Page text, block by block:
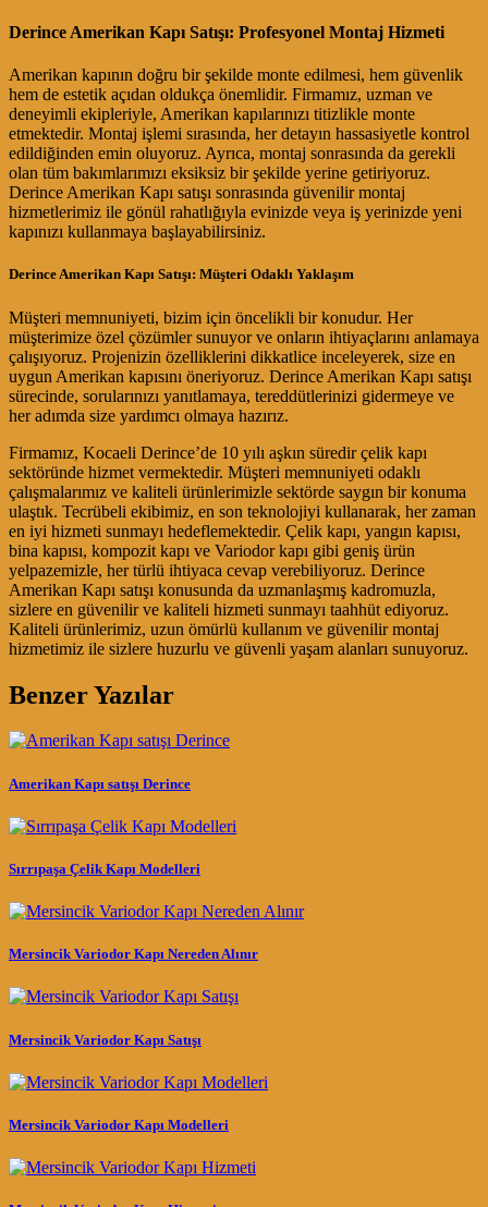
Derince Amerikan Kapı Satışı: Profesyonel Montaj Hizmeti
Amerikan kapının doğru bir şekilde monte edilmesi, hem güvenlik
hem de estetik açıdan oldukça önemlidir. Firmamız, uzman ve
deneyimli ekipleriyle, Amerikan kapılarınızı titizlikle monte
etmektedir. Montaj işlemi sırasında, her detayın hassasiyetle kontrol
edildiğinden emin oluyoruz. Ayrıca, montaj sonrasında da gerekli
olan tüm bakımlarımızı eksiksiz bir şekilde yerine getiriyoruz.
Derince Amerikan Kapı satışı sonrasında güvenilir montaj
hizmetlerimiz ile gönül rahatlığıyla evinizde veya iş yerinizde yeni
kapınızı kullanmaya başlayabilirsiniz.
Derince Amerikan Kapı Satışı: Müşteri Odaklı Yaklaşım
Müşteri memnuniyeti, bizim için öncelikli bir konudur. Her
müşterimize özel çözümler sunuyor ve onların ihtiyaçlarını anlamaya
çalışıyoruz. Projenizin özelliklerini dikkatlice inceleyerek, size en
uygun Amerikan kapısını öneriyoruz. Derince Amerikan Kapı satışı
sürecinde, sorularınızı yanıtlamaya, tereddütlerinizi gidermeye ve
her adımda size yardımcı olmaya hazırız.
Firmamız, Kocaeli Derince’de 10 yılı aşkın süredir çelik kapı
sektöründe hizmet vermektedir. Müşteri memnuniyeti odaklı
çalışmalarımız ve kaliteli ürünlerimizle sektörde saygın bir konuma
ulaştık. Tecrübeli ekibimiz, en son teknolojiyi kullanarak, her zaman
en iyi hizmeti sunmayı hedeflemektedir. Çelik kapı, yangın kapısı,
bina kapısı, kompozit kapı ve Variodor kapı gibi geniş ürün
yelpazemizle, her türlü ihtiyaca cevap verebiliyoruz. Derince
Amerikan Kapı satışı konusunda da uzmanlaşmış kadromuzla,
sizlere en güvenilir ve kaliteli hizmeti sunmayı taahhüt ediyoruz.
Kaliteli ürünlerimiz, uzun ömürlü kullanım ve güvenilir montaj
hizmetimiz ile sizlere huzurlu ve güvenli yaşam alanları sunuyoruz.
Benzer Yazılar
Amerikan Kapı satışı Derince
Sırrıpaşa Çelik Kapı Modelleri
Mersincik Variodor Kapı Nereden Alınır
Mersincik Variodor Kapı Satışı
Mersincik Variodor Kapı Modelleri